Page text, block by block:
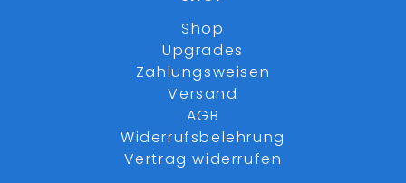
Shop
Upgrades
Zahlungsweisen
Versand
AGB
Widerrufsbelehrung
Vertrag widerrufen